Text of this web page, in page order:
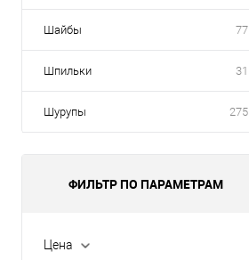
Шайбы 77
Шпильки 31
Шурупы 275
ФИЛЬТР ПО ПАРАМЕТРАМ
Цена